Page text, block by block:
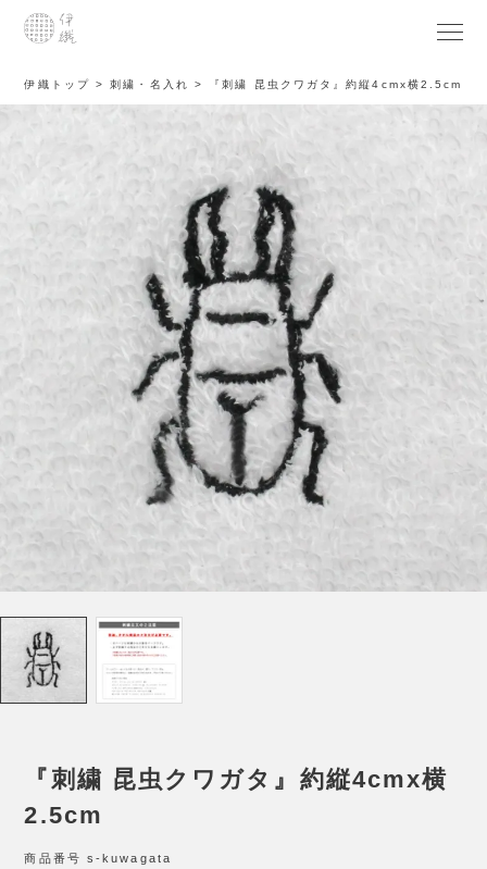
伊織トップ 刺繍・名入れ 『刺繍 昆虫クワガタ』約縦4cmx横2.5cm
『刺繍 昆虫クワガタ』約縦4cmx横
2.5cm
商品番号 s-kuwagata